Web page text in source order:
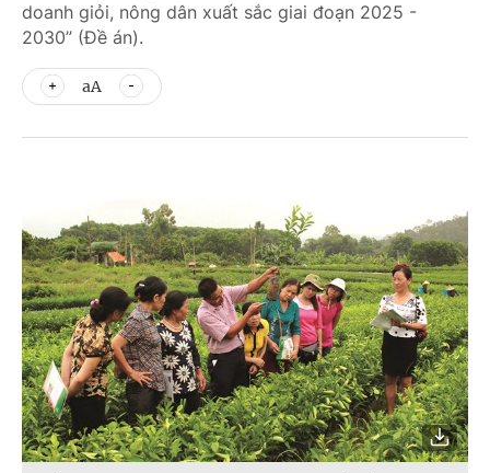
doanh giỏi, nông dân xuất sắc giai đoạn 2025 -
2030” (Đề án).
aA